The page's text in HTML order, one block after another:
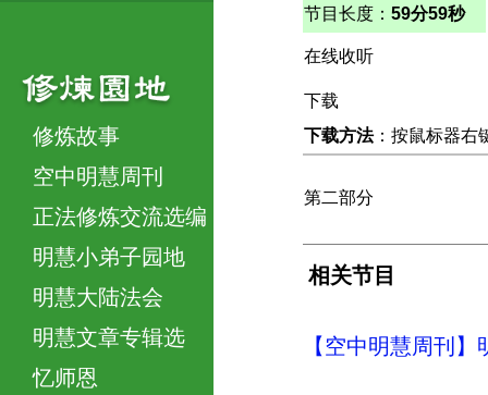
修炼故事
空中明慧周刊
正法修炼交流选编
明慧小弟子园地
明慧大陆法会
明慧文章专辑选
忆师恩
节目长度： 59分59秒
在线收听
下载
下载方法：按鼠标器右
第二部分
相关节目
【空中明慧周刊